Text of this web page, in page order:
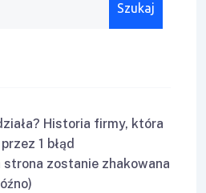
Szukaj
Historia firmy, która
1 błąd
strona zostanie zhakowana